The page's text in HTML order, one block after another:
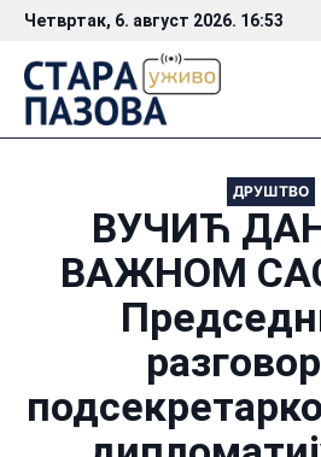
Четвртак, 6. август 2026. 16:53
ДРУШТВО
ВУЧИЋ
ВАЖНОМ